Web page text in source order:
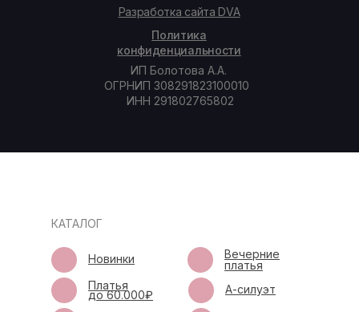
Политика
конфиденциальности
Разработка сайта DVA
ИП Болотова А.А.
ОГРНИП 308291823100010
ИНН 291802765802
КАТАЛОГ
Вечерние
платья
Новинки
Платья
до 60.000₽ А-силуэт